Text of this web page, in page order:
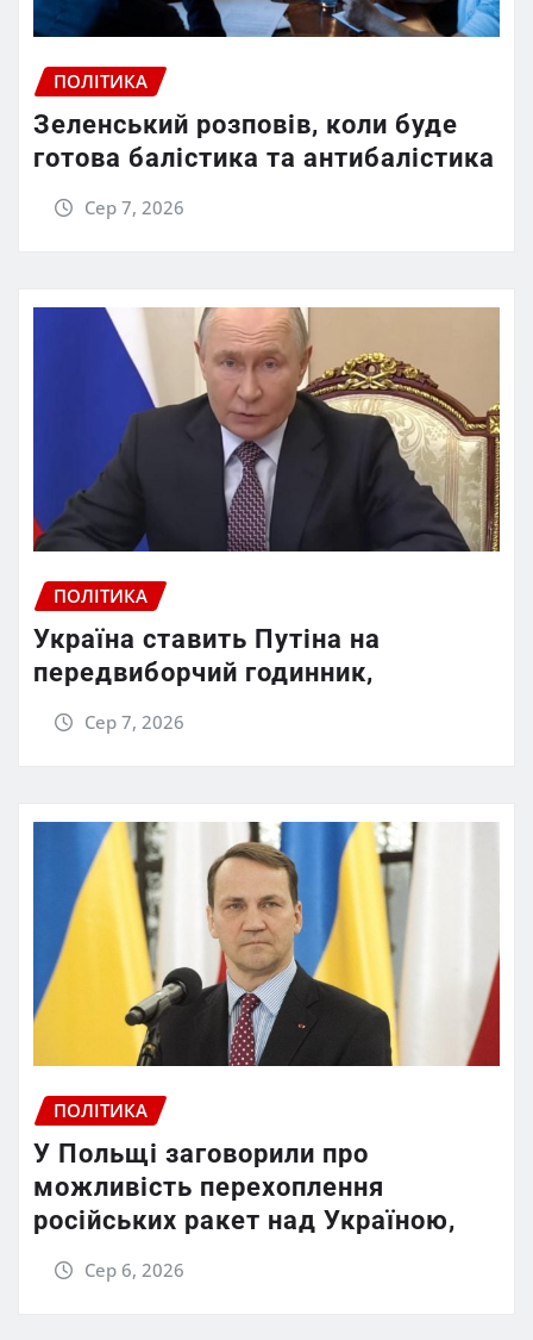
ПОЛІТИКА
Зеленський розповів, коли буде
готова балістика та антибалістика
Сер 7, 2026
ПОЛІТИКА
Україна ставить Путіна на
передвиборчий годинник,
Сер 7, 2026
ПОЛІТИКА
У Польщі заговорили про
можливість перехоплення
російських ракет над Україною,
Сер 6, 2026